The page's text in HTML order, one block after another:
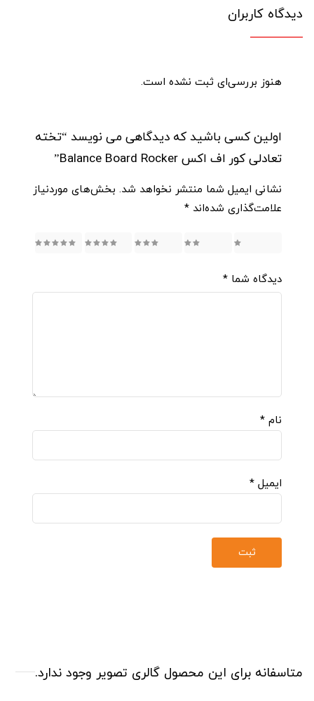
دیدگاه کاربران
هنوز بررسی‌ای ثبت نشده است.
اولین کسی باشید که دیدگاهی می نویسد “تخته
تعادلی کور اف اکس Balance Board Rocker”
نشانی ایمیل شما منتشر نخواهد شد. بخش‌های موردنیاز
علامت‌گذاری شده‌اند *
5
دیدگاه شما *
نام *
ایمیل *
متاسفانه برای این محصول گالری تصویر وجود ندارد.